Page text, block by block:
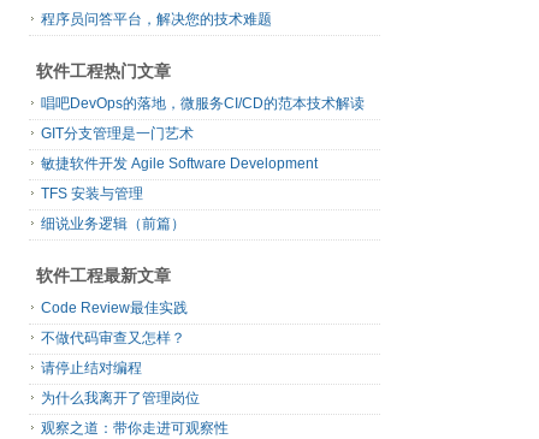
程序员问答平台，解决您的技术难题
软件工程热门文章
唱吧DevOps的落地，微服务CI/CD的范本技术解读
GIT分支管理是一门艺术
敏捷软件开发 Agile Software Development
TFS 安装与管理
细说业务逻辑（前篇）
软件工程最新文章
Code Review最佳实践
不做代码审查又怎样？
请停止结对编程
为什么我离开了管理岗位
观察之道：带你走进可观察性